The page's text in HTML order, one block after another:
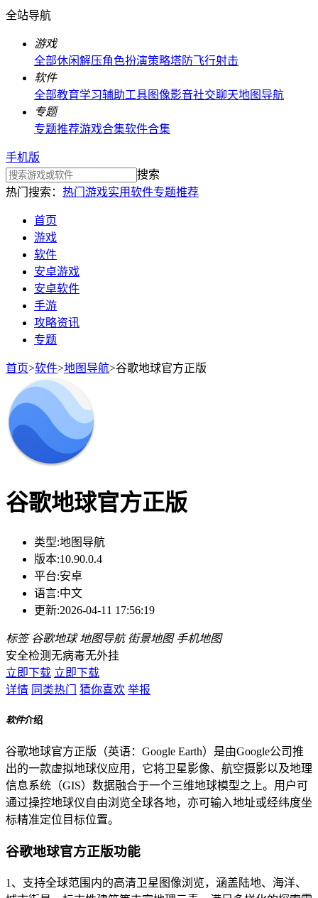
全站导航
游戏
全部休闲解压角色扮演策略塔防飞行射击
软件
全部教育学习辅助工具图像影音社交聊天地图导航
专题
专题推荐游戏合集软件合集
手机版
搜索
热门搜索： 热门游戏实用软件专题推荐
首页
游戏
软件
安卓游戏
安卓软件
手游
攻略资讯
专题
首页>软件>地图导航>谷歌地球官方正版
谷歌地球官方正版
类型:地图导航
版本:10.90.0.4
平台:安卓
语言:中文
更新:2026-04-11 17:56:19
标签 谷歌地球 地图导航 街景地图 手机地图
安全检测无病毒无外挂
立即下载 立即下载
详情 同类热门 猜你喜欢 举报
软件介绍
谷歌地球官方正版（英语：Google Earth）是由Google公司推
出的一款虚拟地球仪应用，它将卫星影像、航空摄影以及地理
信息系统（GIS）数据融合于一个三维地球模型之上。用户可
通过操控地球仪自由浏览全球各地，亦可输入地址或经纬度坐
标精准定位目标位置。
谷歌地球官方正版功能
1、支持全球范围内的高清卫星图像浏览，涵盖陆地、海洋、